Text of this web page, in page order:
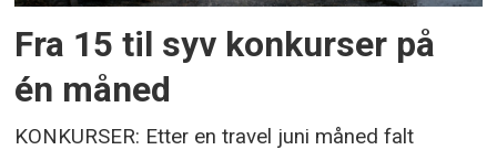
Fra 15 til syv konkurser på
én måned
KONKURSER: Etter en travel juni måned falt